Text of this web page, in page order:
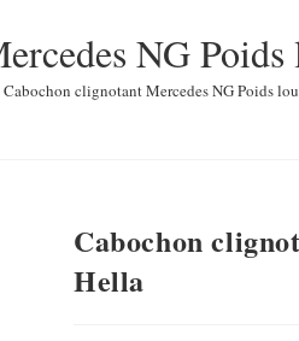
NG
Cabochon clignotant Mercedes NG Poids
Cabochon
Hella